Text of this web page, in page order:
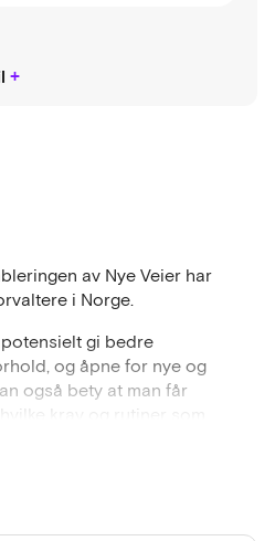
av Nye Veier har
i Norge.
gi bedre
og åpne for nye og
også bety at man får
krav og rutiner som